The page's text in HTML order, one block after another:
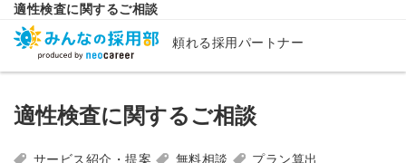
適性検査に関するご相談
頼れる採用パートナー
適性検査に関するご相談
サービス紹介・提案 無料相談 プラン算出